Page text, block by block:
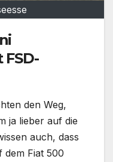
den Weg,
ja lieber auf die
auch, dass
Fiat 500